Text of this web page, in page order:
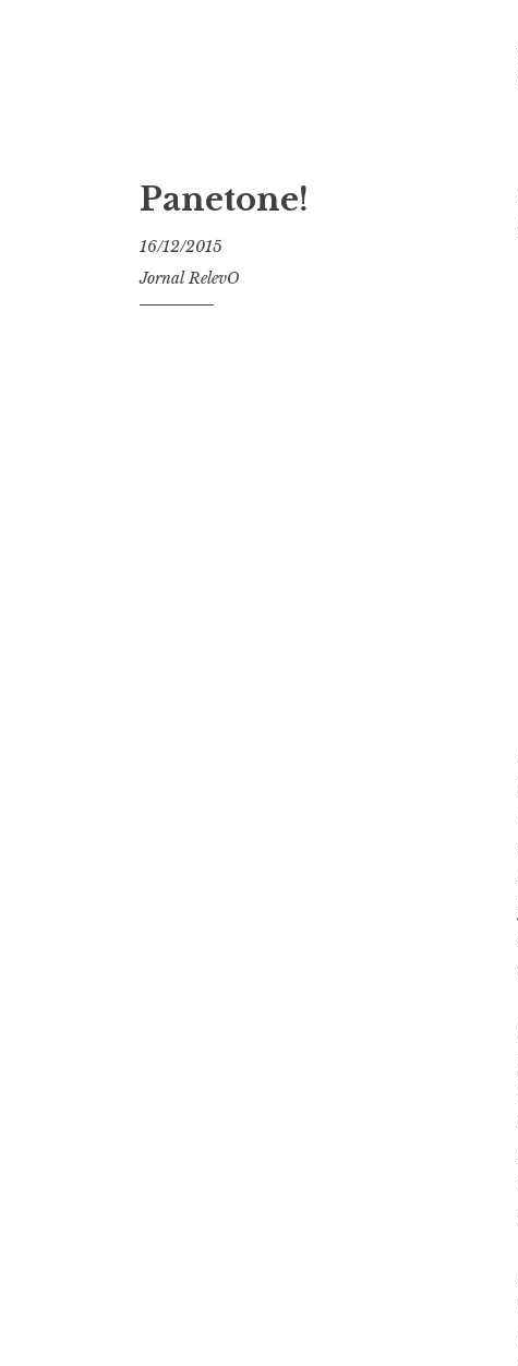
Panetone!
16/12/2015
Jornal RelevO